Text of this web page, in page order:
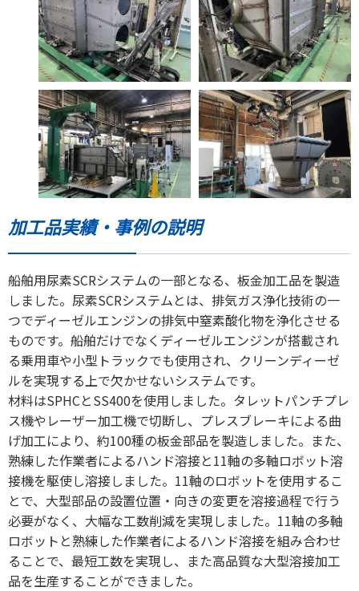
加工品実績・事例の説明
船舶用尿素SCRシステムの一部となる、板金加工品を製造
しました。尿素SCRシステムとは、排気ガス浄化技術の一
つでディーゼルエンジンの排気中窒素酸化物を浄化させる
ものです。船舶だけでなくディーゼルエンジンが搭載され
る乗用車や小型トラックでも使用され、クリーンディーゼ
ルを実現する上で欠かせないシステムです。
材料はSPHCとSS400を使用しました。タレットパンチプレ
ス機やレーザー加工機で切断し、プレスブレーキによる曲
げ加工により、約100種の板金部品を製造しました。また、
熟練した作業者によるハンド溶接と11軸の多軸ロボット溶
接機を駆使し溶接しました。11軸のロボットを使用するこ
とで、大型部品の設置位置・向きの変更を溶接過程で行う
必要がなく、大幅な工数削減を実現しました。11軸の多軸
ロボットと熟練した作業者によるハンド溶接を組み合わせ
ることで、最短工数を実現し、また高品質な大型溶接加工
品を生産することができました。